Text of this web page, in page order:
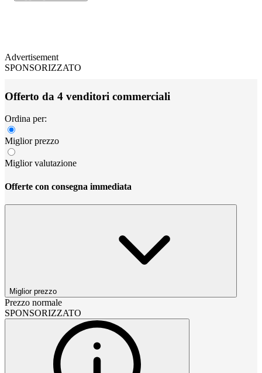
Advertisement
SPONSORIZZATO
Offerto da 4 venditori commerciali
Ordina per:
Miglior prezzo
Miglior valutazione
Offerte con consegna immediata
Miglior prezzo
Prezzo normale
SPONSORIZZATO